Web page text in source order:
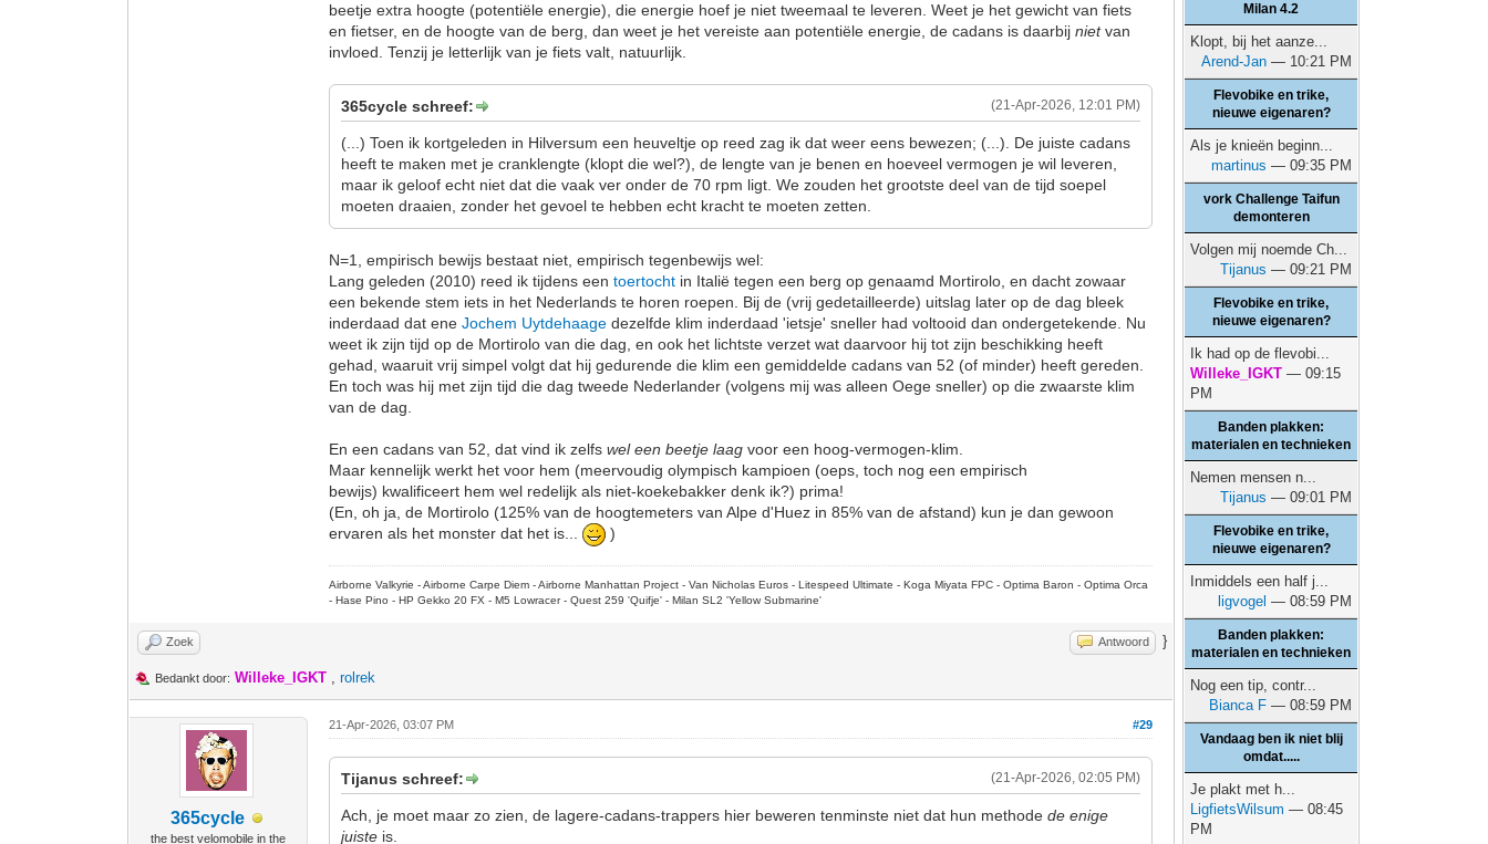
beetje extra hoogte (potentiële energie), die energie hoef je niet tweemaal te leveren. Weet je het gewicht van fiets
en fietser, en de hoogte van de berg, dan weet je het vereiste aan potentiële energie, de cadans is daarbijnietvan
invloed. Tenzij je letterlijk van je fiets valt, natuurlijk.
(21-Apr-2026, 12:01 PM)
365cycle schreef:
(...) Toen ik kortgeleden in Hilversum een heuveltje op reed zag ik dat weer eens bewezen; (...). De juiste cadans
heeft te maken met je cranklengte (klopt die wel?), de lengte van je benen en hoeveel vermogen je wil leveren,
maar ik geloof echt niet dat die vaak ver onder de 70 rpm ligt. We zouden het grootste deel van de tijd soepel
moeten draaien, zonder het gevoel te hebben echt kracht te moeten zetten.
N=1, empirisch bewijs bestaat niet, empirisch tegenbewijs wel:
Lang geleden (2010) reed ik tijdens eentoertocht in Italië tegen een berg op genaamd Mortirolo, en dacht zowaar
een bekende stem iets in het Nederlands te horen roepen. Bij de (vrij gedetailleerde) uitslag later op de dag bleek
inderdaad dat eneJochem Uytdehaage dezelfde klim inderdaad 'ietsje' sneller had voltooid dan ondergetekende. Nu
weet ik zijn tijd op de Mortirolo van die dag, en ook het lichtste verzet wat daarvoor hij tot zijn beschikking heeft
gehad, waaruit vrij simpel volgt dat hij gedurende die klim een gemiddelde cadans van 52 (of minder) heeft gereden.
En toch was hij met zijn tijd die dag tweede Nederlander (volgens mij was alleen Oege sneller) op die zwaarste klim
van de dag.
En een cadans van 52, dat vind ik zelfswel een beetje laag voor een hoog-vermogen-klim.
Maar kennelijk werkt het voor hem (meervoudig olympisch kampioen (oeps, toch nog een empirisch
bewijs) kwalificeert hem wel redelijk als niet-koekebakker denk ik?) prima!
(En, oh ja, de Mortirolo (125% van de hoogtemeters van Alpe d'Huez in 85% van de afstand) kun je dan gewoon
ervaren als het monster dat het is...
)
Airborne Valkyrie - Airborne Carpe Diem - Airborne Manhattan Project - Van Nicholas Euros - Litespeed Ultimate - Koga Miyata FPC - Optima Baron - Optima Orca
- Hase Pino - HP Gekko 20 FX - M5 Lowracer - Quest 259 'Quifje' - Milan SL2 'Yellow Submarine'
Zoek Antwoord }
Bedankt door: Willeke_IGKT ,rolrek
365cycle
the best velomobile in the
#29
21-Apr-2026, 03:07 PM
(21-Apr-2026, 02:05 PM)
Tijanus schreef:
Ach, je moet maar zo zien, de lagere-cadans-trappers hier beweren tenminste niet dat hun methodede enige
juiste is.
Milan 4.2
Klopt, bij het aanze...
Arend-Jan — 10:21 PM
Flevobike en trike,
nieuwe eigenaren?
Als je knieën beginn...
martinus — 09:35 PM
vork Challenge Taifun
demonteren
Volgen mij noemde Ch...
Tijanus — 09:21 PM
Flevobike en trike,
nieuwe eigenaren?
Ik had op de flevobi...
Willeke_IGKT — 09:15
PM
Banden plakken:
materialen en technieken
Nemen mensen n...
Tijanus — 09:01 PM
Flevobike en trike,
nieuwe eigenaren?
Inmiddels een half j...
ligvogel — 08:59 PM
Banden plakken:
materialen en technieken
Nog een tip, contr...
Bianca F — 08:59 PM
Vandaag ben ik niet blij
omdat.....
Je plakt met h...
LigfietsWilsum — 08:45
PM